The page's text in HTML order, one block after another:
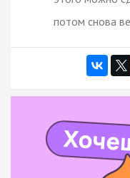
потом снова